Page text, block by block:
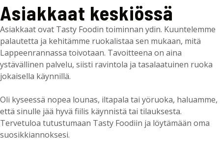
Asiakkaat keskiössä
Asiakkaat ovat Tasty Foodin toiminnan ydin. Kuuntelemme
palautetta ja kehitämme ruokalistaa sen mukaan, mitä
Lappeenrannassa toivotaan. Tavoitteena on aina
ystävällinen palvelu, siisti ravintola ja tasalaatuinen ruoka
jokaisella käynnillä.
Oli kyseessä nopea lounas, iltapala tai yöruoka, haluamme,
että sinulle jää hyvä fiilis käynnistä tai tilauksesta.
Tervetuloa tutustumaan Tasty Foodiin ja löytämään oma
suosikkiannoksesi.